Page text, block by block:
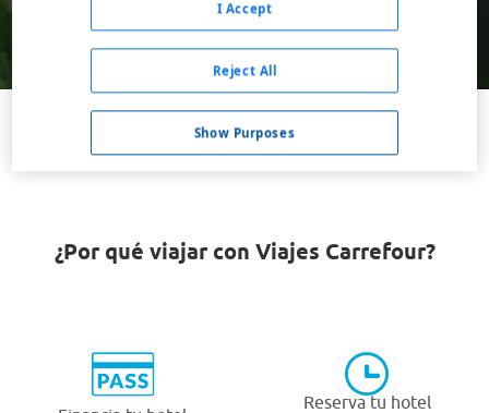
Buscar
VER TODOS LOS HOTELES BARATOS EN TABB
¿Por qué viajar con Viajes Carrefour?
Reserva tu hotel
Show Purposes
Reject All
I Accept